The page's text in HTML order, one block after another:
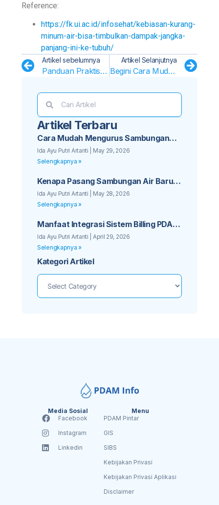
Reference:
https://fk.ui.ac.id/infosehat/kebiasan-kurang-
minum-air-bisa-timbulkan-dampak-jangka-
panjang-ini-ke-tubuh/
Artikel sebelumnya
Panduan Praktis Bayar Tagihan Air PDAM Melalui ATM
Artikel Selanjutnya
Begini Cara Mudah Cek Tagihan PDAM Lewat HP Tanpa Aplikasi!
Artikel Terbaru
Cara Mudah Mengurus Sambungan
Baru PDAM untuk Bisnis Kos Anda
Ida Ayu Putri Artanti
May 29, 2026
Selengkapnya »
Kenapa Pasang Sambungan Air Baru
PDAM Sebaiknya Tidak Ditunda Lagi
Ida Ayu Putri Artanti
May 28, 2026
Selengkapnya »
Manfaat Integrasi Sistem Billing PDAM
dengan Aplikasi Mobile Pelanggan
Ida Ayu Putri Artanti
April 29, 2026
Selengkapnya »
Kategori Artikel
Media Sosial
Facebook
Instagram
Linkedin
Menu
PDAM Pintar
GIS
SIBS
Kebijakan Privasi
Kebijakan Privasi Aplikasi
Disclaimer